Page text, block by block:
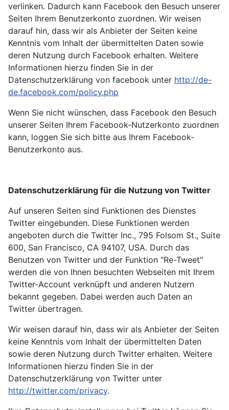
verlinken. Dadurch kann Facebook den Besuch unserer
Seiten Ihrem Benutzerkonto zuordnen. Wir weisen
darauf hin, dass wir als Anbieter der Seiten keine
Kenntnis vom Inhalt der übermittelten Daten sowie
deren Nutzung durch Facebook erhalten. Weitere
Informationen hierzu finden Sie in der
Datenschutzerklärung von facebook unter http://de-
de.facebook.com/policy.php
Wenn Sie nicht wünschen, dass Facebook den Besuch
unserer Seiten Ihrem Facebook-Nutzerkonto zuordnen
kann, loggen Sie sich bitte aus Ihrem Facebook-
Benutzerkonto aus.
Datenschutzerklärung für die Nutzung von Twitter
Auf unseren Seiten sind Funktionen des Dienstes
Twitter eingebunden. Diese Funktionen werden
angeboten durch die Twitter Inc., 795 Folsom St., Suite
600, San Francisco, CA 94107, USA. Durch das
Benutzen von Twitter und der Funktion "Re-Tweet"
werden die von Ihnen besuchten Webseiten mit Ihrem
Twitter-Account verknüpft und anderen Nutzern
bekannt gegeben. Dabei werden auch Daten an
Twitter übertragen.
Wir weisen darauf hin, dass wir als Anbieter der Seiten
keine Kenntnis vom Inhalt der übermittelten Daten
sowie deren Nutzung durch Twitter erhalten. Weitere
Informationen hierzu finden Sie in der
Datenschutzerklärung von Twitter unter
http://twitter.com/privacy.